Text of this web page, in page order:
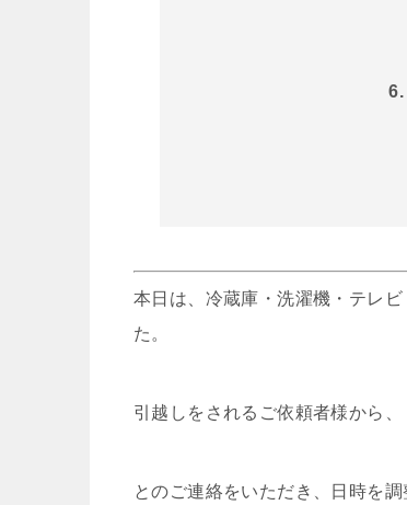
6.
本日は、冷蔵庫・洗濯機・テレ
た。
引越しをされるご依頼者様から
とのご連絡をいただき、日時を